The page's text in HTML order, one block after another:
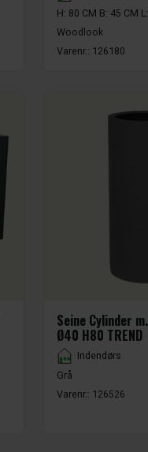
H: 80 CM B: 45 CM
Woodlook
Varenr.: 126180
Seine Cylinder
Ø40 H80 TREND
Placement
Indendørs
Grå
Varenr.: 126526